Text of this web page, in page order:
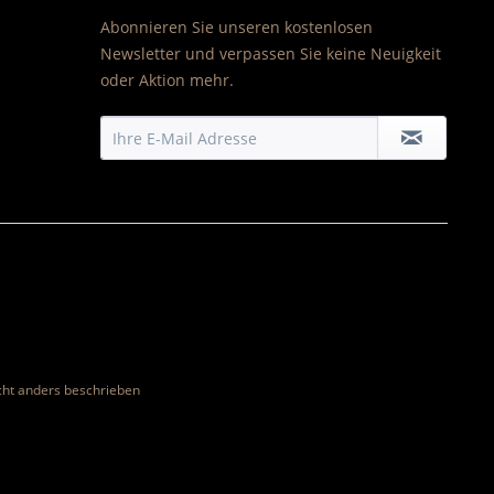
Abonnieren Sie unseren kostenlosen
Newsletter und verpassen Sie keine Neuigkeit
oder Aktion mehr.
anders beschrieben